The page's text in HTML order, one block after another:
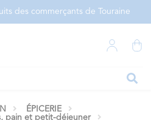
des commerçants de Touraine
ÉPICERIE
pain et petit-déjeuner